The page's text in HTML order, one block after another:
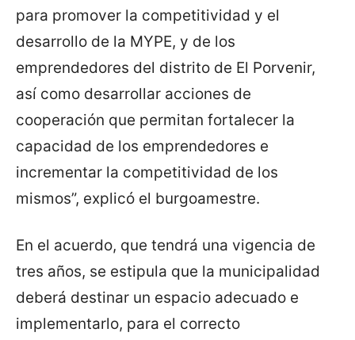
para promover la competitividad y el
desarrollo de la MYPE, y de los
emprendedores del distrito de El Porvenir,
así como desarrollar acciones de
cooperación que permitan fortalecer la
capacidad de los emprendedores e
incrementar la competitividad de los
mismos”, explicó el burgoamestre.
En el acuerdo, que tendrá una vigencia de
tres años, se estipula que la municipalidad
deberá destinar un espacio adecuado e
implementarlo, para el correcto